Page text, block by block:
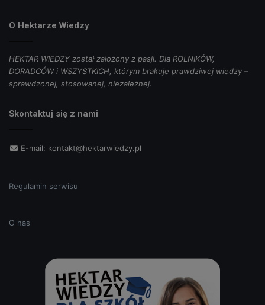
O Hektarze Wiedzy
HEKTAR WIEDZY został założony z pasji. Dla ROLNIKÓW,
DORADCÓW i WSZYSTKICH, którym brakuje prawdziwej wiedzy –
sprawdzonej, stosowanej, niezależnej.
Skontaktuj się z nami
E-mail: kontakt@hektarwiedzy.pl
Regulamin serwisu
O nas